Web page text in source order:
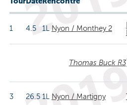
1 4.5 1L Nyon / Monthey 2
Thomas Buck R3
3 26.5 1L Nyon / Martigny